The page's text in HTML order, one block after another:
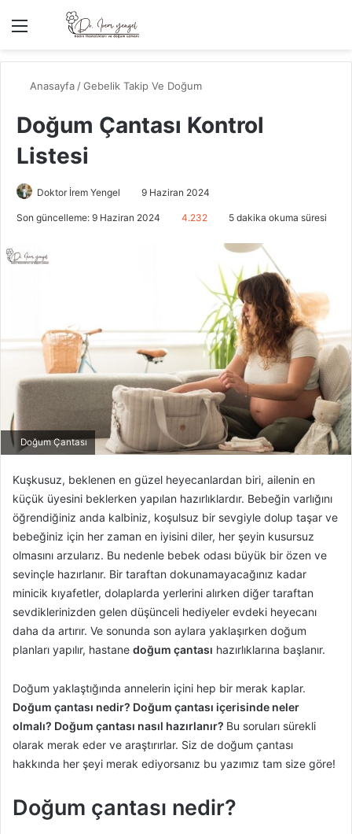
Menü
Anasayfa /Gebelik Takip Ve Doğum
Doğum Çantası Kontrol
Listesi
Doktor İrem Yengel 9 Haziran 2024
Son güncelleme: 9 Haziran 2024 4.232 5 dakika okuma süresi
Doğum Çantası
Kuşkusuz, beklenen en güzel heyecanlardan biri, ailenin en
küçük üyesini beklerken yapılan hazırlıklardır. Bebeğin varlığını
öğrendiğiniz anda kalbiniz, koşulsuz bir sevgiyle dolup taşar ve
bebeğiniz için her zaman en iyisini diler, her şeyin kusursuz
olmasını arzularız. Bu nedenle bebek odası büyük bir özen ve
sevinçle hazırlanır. Bir taraftan dokunamayacağınız kadar
minicik kıyafetler, dolaplarda yerlerini alırken diğer taraftan
sevdiklerinizden gelen düşünceli hediyeler evdeki heyecanı
daha da artırır. Ve sonunda son aylara yaklaşırken doğum
planları yapılır, hastane doğum çantası hazırlıklarına başlanır.
Doğum yaklaştığında annelerin içini hep bir merak kaplar.
Doğum çantası nedir? Doğum çantası içerisinde neler
olmalı? Doğum çantası nasıl hazırlanır? Bu soruları sürekli
olarak merak eder ve araştırırlar. Siz de doğum çantası
hakkında her şeyi merak ediyorsanız bu yazımız tam size göre!
Doğum çantası nedir?